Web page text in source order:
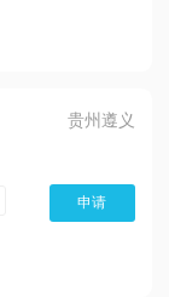
贵州遵义
申请